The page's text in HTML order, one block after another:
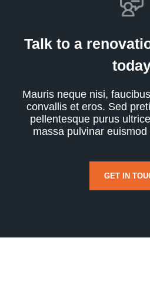
Talk to a
Mauris neque nisi,
convallis et eros. Sed
pellentesque purus
massa pulvinar
GET IN